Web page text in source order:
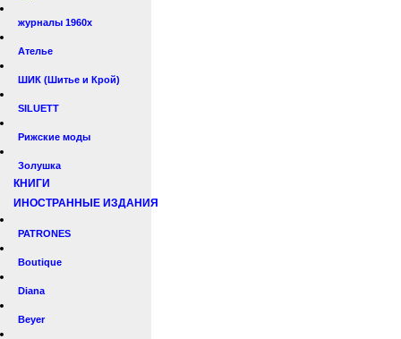
журналы 1960х
Ателье
ШИК (Шитье и Крой)
SILUETT
Рижские моды
Золушка
КНИГИ
ИНОСТРАННЫЕ ИЗДАНИЯ
PATRONES
Boutique
Diana
Beyer